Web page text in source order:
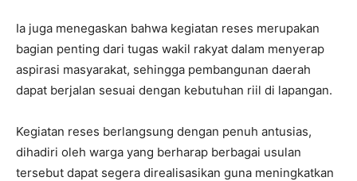
Ia juga menegaskan bahwa kegiatan reses merupakan
bagian penting dari tugas wakil rakyat dalam menyerap
aspirasi masyarakat, sehingga pembangunan daerah
dapat berjalan sesuai dengan kebutuhan riil di lapangan.
Kegiatan reses berlangsung dengan penuh antusias,
dihadiri oleh warga yang berharap berbagai usulan
tersebut dapat segera direalisasikan guna meningkatkan